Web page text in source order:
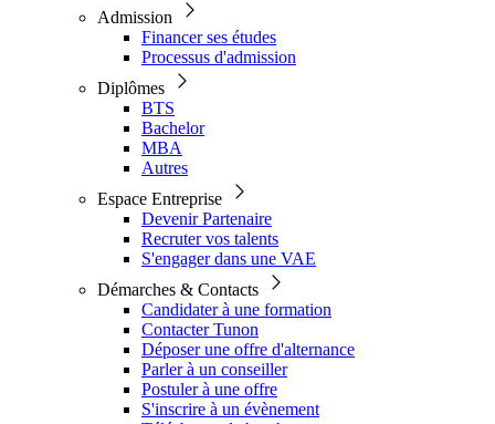
Admission
Financer ses études
Processus d'admission
Diplômes
BTS
Bachelor
MBA
Autres
Espace Entreprise
Devenir Partenaire
Recruter vos talents
S'engager dans une VAE
Démarches & Contacts
Candidater à une formation
Contacter Tunon
Déposer une offre d'alternance
Parler à un conseiller
Postuler à une offre
S'inscrire à un évènement